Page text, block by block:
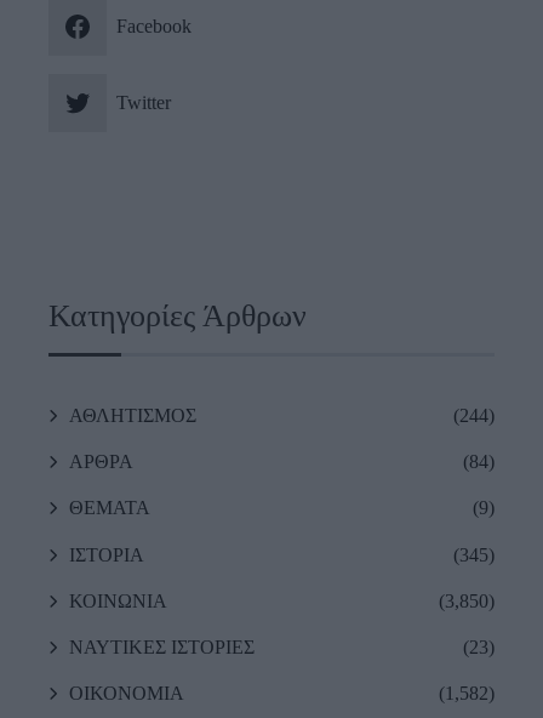
Facebook
Twitter
Κατηγορίες Άρθρων
ΑΘΛΗΤΙΣΜΟΣ (244)
ΑΡΘΡΑ (84)
ΘΕΜΑΤΑ (9)
ΙΣΤΟΡΙΑ (345)
ΚΟΙΝΩΝΙΑ (3,850)
ΝΑΥΤΙΚΕΣ ΙΣΤΟΡΙΕΣ (23)
ΟΙΚΟΝΟΜΙΑ (1,582)